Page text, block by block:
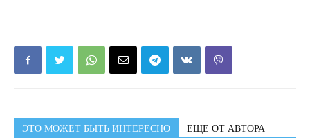
ЭТО МОЖЕТ БЫТЬ ИНТЕРЕСНО ЕЩЕ ОТ АВТОРА